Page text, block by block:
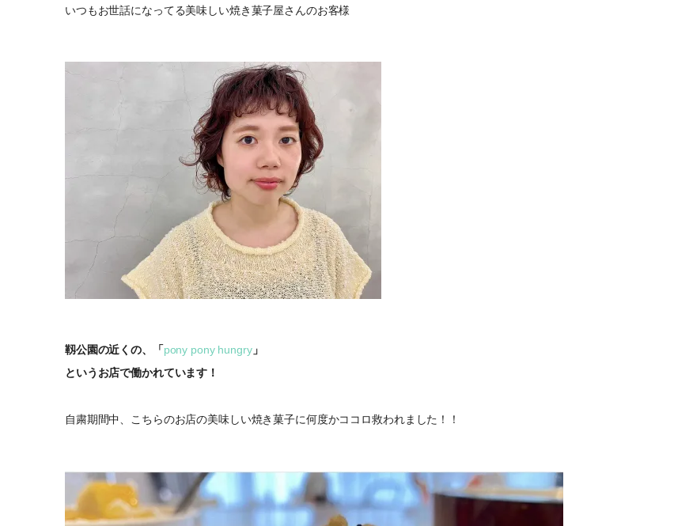
いつもお世話になってる美味しい焼き菓子屋さんのお客様
靱公園の近くの、「pony pony hungry」
というお店で働かれています！
自粛期間中、こちらのお店の美味しい焼き菓子に何度かココロ救われました！！